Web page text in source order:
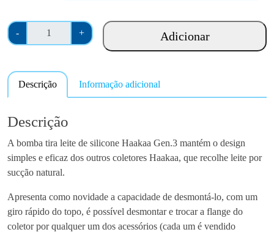
-
Q
u
n
i
d
a
d
e
d
C
o
+ Adicionar
Descrição Informação adicional
Descrição
A bomba tira leite de silicone Haakaa Gen.3 mantém o design
simples e eficaz dos outros coletores Haakaa, que recolhe leite por
sucção natural.
Apresenta como novidade a capacidade de desmontá-lo, com um
giro rápido do topo, é possível desmontar e trocar a flange do
coletor por qualquer um dos acessórios (cada um é vendido